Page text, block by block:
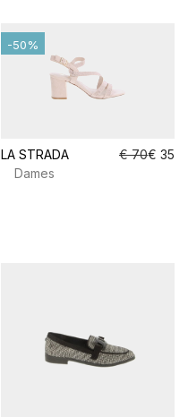
LA STRADA € 70€ 35
Dames
-50%